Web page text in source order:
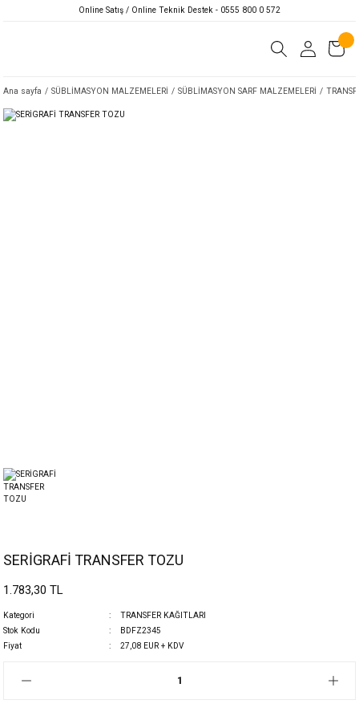
Online Satış / Online Teknik Destek - 0555 800 0 572
Ana sayfa SÜBLİMASYON MALZEMELERİ SÜBLİMASYON SARF MALZEMELERİ
SERİGRAFİ TRANSFER TOZU
1.783,30 TL
Kategori
TRANSFER KAĞITLARI
Stok Kodu
BDFZ2345
Fiyat
27,08 EUR + KDV